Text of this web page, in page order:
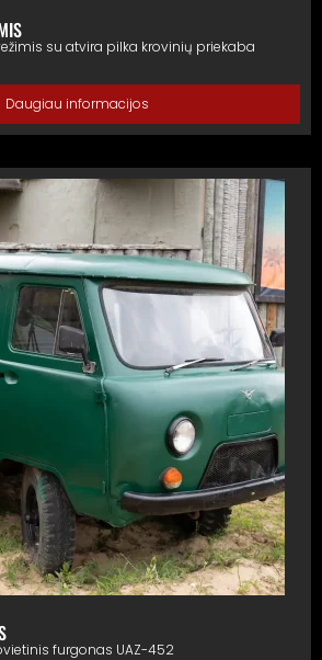
su atvira pilka krovinių priekaba
Daugiau informacijos
furgonas UAZ-452